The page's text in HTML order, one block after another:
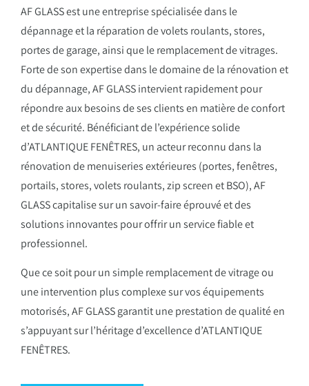
AF GLASS est une entreprise spécialisée dans le
dépannage et la réparation de volets roulants, stores,
portes de garage, ainsi que le remplacement de vitrages.
Forte de son expertise dans le domaine de la rénovation et
du dépannage, AF GLASS intervient rapidement pour
répondre aux besoins de ses clients en matière de confort
et de sécurité. Bénéficiant de l’expérience solide
d’ATLANTIQUE FENÊTRES, un acteur reconnu dans la
rénovation de menuiseries extérieures (portes, fenêtres,
portails, stores, volets roulants, zip screen et BSO), AF
GLASS capitalise sur un savoir-faire éprouvé et des
solutions innovantes pour offrir un service fiable et
professionnel.
Que ce soit pour un simple remplacement de vitrage ou
une intervention plus complexe sur vos équipements
motorisés, AF GLASS garantit une prestation de qualité en
s’appuyant sur l’héritage d’excellence d’ATLANTIQUE
FENÊTRES.